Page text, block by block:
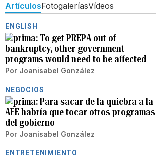
ArtículosFotogaleríasVídeos
ENGLISH
To get PREPA out of
bankruptcy, other government
programs would need to be affected
Por Joanisabel González
NEGOCIOS
Para sacar de la quiebra a la
AEE habría que tocar otros programas
del gobierno
Por Joanisabel González
ENTRETENIMIENTO